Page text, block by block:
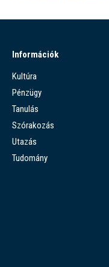
Információk
Kultúra
Pénzügy
Tanulás
Szórakozás
Utazás
Tudomány